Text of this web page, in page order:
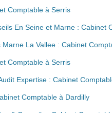
Comptable à Serris
En Seine et Marne : Cabinet
Marne La Vallee : Cabinet
Comptable à Serris
Expertise : Cabinet
Comptable à Dardilly